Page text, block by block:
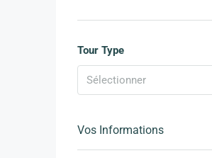
Tour Type
Sélectionner
Vos Informations